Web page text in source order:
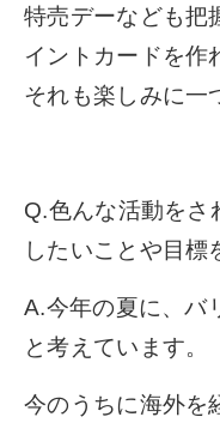
特売デーなども把
イントカードを作
それも楽しみに一
Q.色んな活動をさ
したいことや目標
A.今年の夏に、バ
と考えています。
今のうちに海外を